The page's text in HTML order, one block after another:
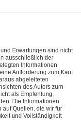
Erwartungen sind nicht
ausschließlich der
Informationen
Aufforderung zum Kauf
abgeleiteten
des Autors zum
als Empfehlung,
Die Informationen
auf Quellen, die wir für
und Vollständigkeit